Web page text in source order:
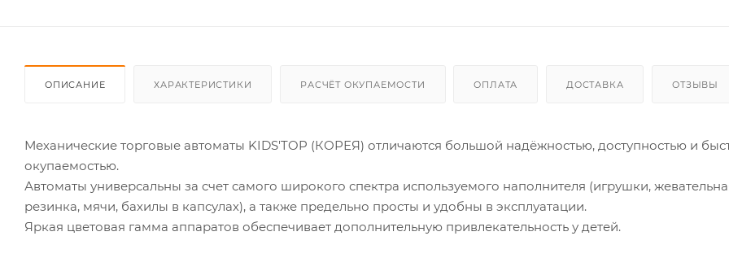
ОПИСАНИЕ ХАРАКТЕРИСТИКИ РАСЧЁТ ОКУПАЕМОСТИ ОПЛАТА ДОСТАВКА ОТЗЫВЫ
Механические торговые автоматы KIDS'TOP (КОРЕЯ) отличаются большой надёжностью, доступностью и
окупаемостью.
Автоматы универсальны за счет самого широкого спектра используемого наполнителя (игрушки,
резинка, мячи, бахилы в капсулах), а также предельно просты и удобны в эксплуатации.
Яркая цветовая гамма аппаратов обеспечивает дополнительную привлекательность у детей.